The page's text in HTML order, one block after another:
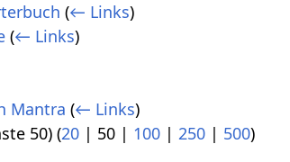
(← Links)
(← Links)
Mantra (← Links)
50) (20 | 50 | 100 |250 | 500)